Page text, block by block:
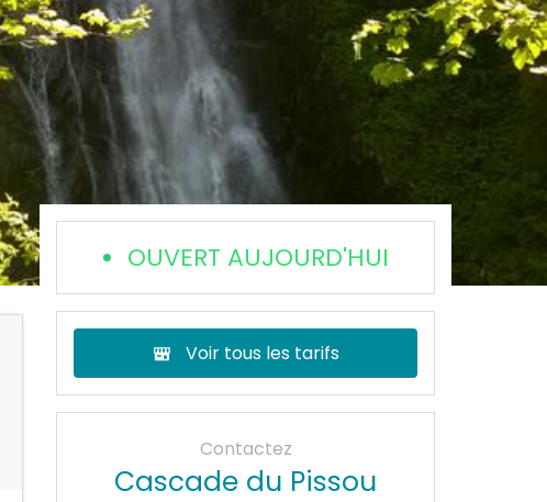
OUVERT AUJOURD'HUI
Voir tous les tarifs
Contactez
Cascade du Pissou